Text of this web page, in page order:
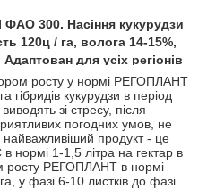
ФАО 300. Насіння кукурудзи
120ц / га, волога 14-15%,
для усіх регіонів
росту у нормі РЕГОПЛАНТ
кукурудзи в період
зі стресу, після
погодних умов, не
найважливіший продукт - це
1-1,5 літра на гектар в
росту РЕГОПЛАНТ в нормі
у фазі 6-10 листків до фазі